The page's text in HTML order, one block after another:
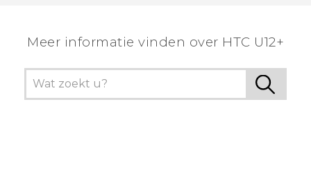
Meer informatie vinden over HTC U12+